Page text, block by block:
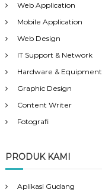
Web Application
Mobile Application
Web Design
IT Support & Network
Hardware & Equipment
Graphic Design
Content Writer
Fotografi
PRODUK KAMI
Aplikasi Gudang